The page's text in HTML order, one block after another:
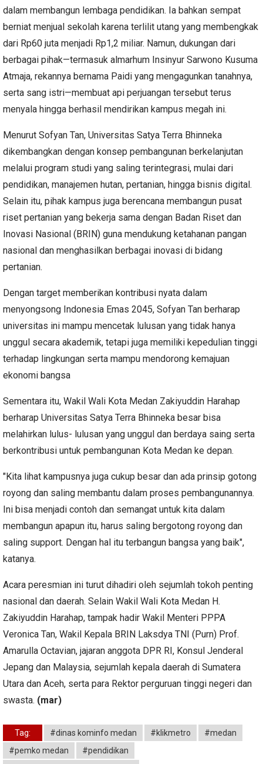
dalam membangun lembaga pendidikan. Ia bahkan sempat
berniat menjual sekolah karena terlilit utang yang membengkak
dari Rp60 juta menjadi Rp1,2 miliar. Namun, dukungan dari
berbagai pihak—termasuk almarhum Insinyur Sarwono Kusuma
Atmaja, rekannya bernama Paidi yang mengagunkan tanahnya,
serta sang istri—membuat api perjuangan tersebut terus
menyala hingga berhasil mendirikan kampus megah ini.
Menurut Sofyan Tan, Universitas Satya Terra Bhinneka
dikembangkan dengan konsep pembangunan berkelanjutan
melalui program studi yang saling terintegrasi, mulai dari
pendidikan, manajemen hutan, pertanian, hingga bisnis digital.
Selain itu, pihak kampus juga berencana membangun pusat
riset pertanian yang bekerja sama dengan Badan Riset dan
Inovasi Nasional (BRIN) guna mendukung ketahanan pangan
nasional dan menghasilkan berbagai inovasi di bidang
pertanian.
Dengan target memberikan kontribusi nyata dalam
menyongsong Indonesia Emas 2045, Sofyan Tan berharap
universitas ini mampu mencetak lulusan yang tidak hanya
unggul secara akademik, tetapi juga memiliki kepedulian tinggi
terhadap lingkungan serta mampu mendorong kemajuan
ekonomi bangsa
Sementara itu, Wakil Wali Kota Medan Zakiyuddin Harahap
berharap Universitas Satya Terra Bhinneka besar bisa
melahirkan lulus- lulusan yang unggul dan berdaya saing serta
berkontribusi untuk pembangunan Kota Medan ke depan.
"Kita lihat kampusnya juga cukup besar dan ada prinsip gotong
royong dan saling membantu dalam proses pembangunannya.
Ini bisa menjadi contoh dan semangat untuk kita dalam
membangun apapun itu, harus saling bergotong royong dan
saling support. Dengan hal itu terbangun bangsa yang baik",
katanya.
Acara peresmian ini turut dihadiri oleh sejumlah tokoh penting
nasional dan daerah. Selain Wakil Wali Kota Medan H.
Zakiyuddin Harahap, tampak hadir Wakil Menteri PPPA
Veronica Tan, Wakil Kepala BRIN Laksdya TNI (Purn) Prof.
Amarulla Octavian, jajaran anggota DPR RI, Konsul Jenderal
Jepang dan Malaysia, sejumlah kepala daerah di Sumatera
Utara dan Aceh, serta para Rektor perguruan tinggi negeri dan
swasta. (mar)
Tag: #dinas kominfo medan #klikmetro
#medan
#pemko medan
#pendidikan